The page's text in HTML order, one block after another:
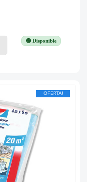
🟢 Disponible
OFERTA!